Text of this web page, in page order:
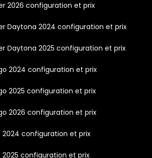
2026 configuration et prix
Daytona 2024 configuration et prix
Daytona 2025 configuration et prix
2024 configuration et prix
2025 configuration et prix
2026 configuration et prix
2024 configuration et prix
2025 configuration et prix